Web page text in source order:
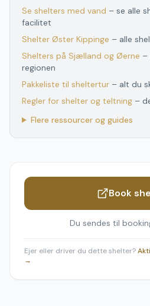
Se shelters med vand – se alle
facilitet
Shelter Øster Kippinge – alle
Shelters på Sjælland og Øerne –
regionen
Pakkeliste til sheltertur – alt du
Regler for shelter og teltning –
Flere ressourcer og guides
Book
Du sendes til
Ejer eller driver du dette shelter?
→